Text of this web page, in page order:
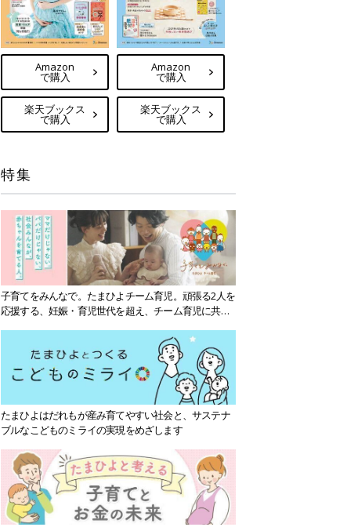
Amazon
で購入
楽天ブックス
で購入
Amazon
で購入
楽天ブックス
で購入
特集
子育てをみんなで。たまひよチーム育児。頑張る2人を
応援する、妊娠・育児世代を超え、チーム育児に共感
たまひよはだれもが産み育てやすい社会と、サステナ
ブルなこどものミライの実現をめざします